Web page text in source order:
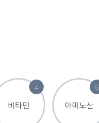
4
비타민
5
아미노산